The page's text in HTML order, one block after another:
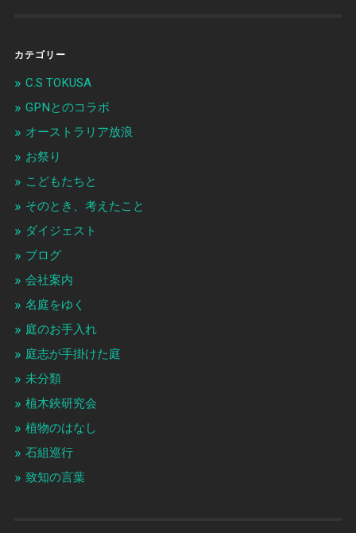
カテゴリー
C.S TOKUSA
GPNとのコラボ
オーストラリア放浪
お祭り
こどもたちと
そのとき、考えたこと
ダイジェスト
ブログ
会社案内
名庭をゆく
庭のお手入れ
庭志が手掛けた庭
未分類
植木鋏研究会
植物のはなし
石組巡行
致知の言葉